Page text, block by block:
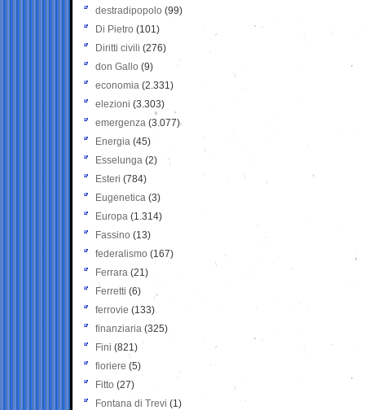
destradipopolo (99)
Di Pietro (101)
Diritti civili (276)
don Gallo (9)
economia (2.331)
elezioni (3.303)
emergenza (3.077)
Energia (45)
Esselunga (2)
Esteri (784)
Eugenetica (3)
Europa (1.314)
Fassino (13)
federalismo (167)
Ferrara (21)
Ferretti (6)
ferrovie (133)
finanziaria (325)
Fini (821)
fioriere (5)
Fitto (27)
Fontana di Trevi (1)